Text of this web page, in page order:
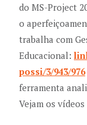
do MS-Project
o
trabalha com
Educacional:
possi/3/943/976
ferramenta
Vejam os